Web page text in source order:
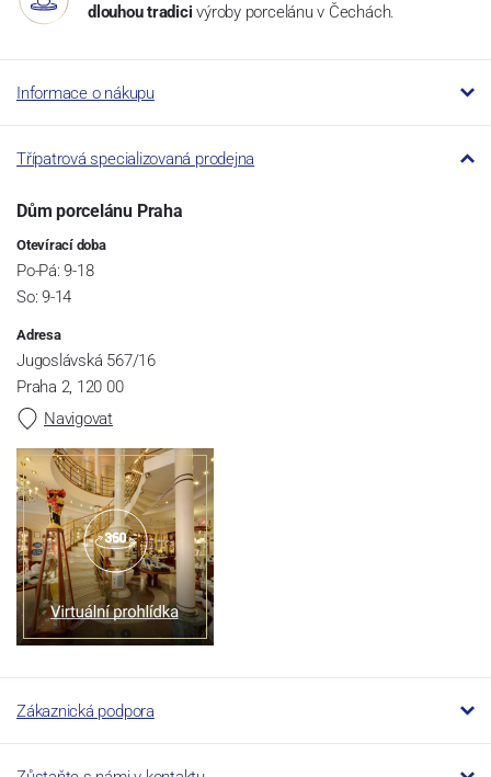
dlouhou tradici výroby porcelánu v Čechách.
Informace o nákupu
Třípatrová specializovaná prodejna
Dům porcelánu Praha
Otevírací doba
Po-Pá: 9-18
So: 9-14
Adresa
Jugoslávská 567/16
Praha 2, 120 00
Navigovat
Zákaznická podpora